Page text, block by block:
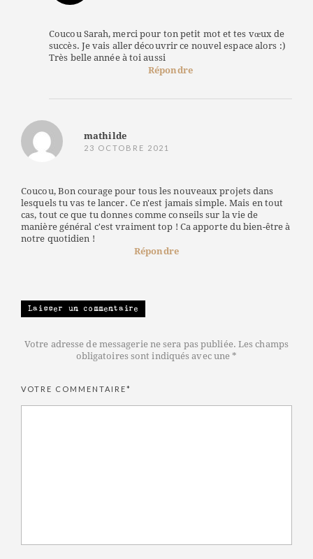
Coucou Sarah, merci pour ton petit mot et tes vœux de
succès. Je vais aller découvrir ce nouvel espace alors :)
Très belle année à toi aussi
Répondre
mathilde
23 OCTOBRE 2021
Coucou, Bon courage pour tous les nouveaux projets dans
lesquels tu vas te lancer. Ce n'est jamais simple. Mais en tout
cas, tout ce que tu donnes comme conseils sur la vie de
manière général c'est vraiment top ! Ca apporte du bien-être à
notre quotidien !
Répondre
Laisser un commentaire
Votre adresse de messagerie ne sera pas publiée. Les champs
obligatoires sont indiqués avec une *
VOTRE COMMENTAIRE*